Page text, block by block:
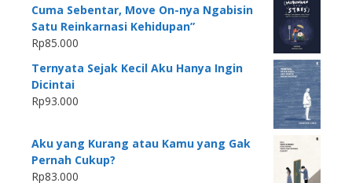
Cuma Sebentar, Move On-nya Ngabisin
Satu Reinkarnasi Kehidupan”
Rp85.000
Ternyata Sejak Kecil Aku Hanya Ingin
Dicintai
Rp93.000
Aku yang Kurang atau Kamu yang Gak
Pernah Cukup?
Rp83.000